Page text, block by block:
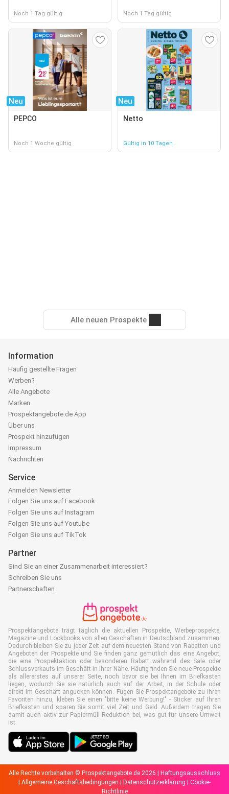
Noch 1 Tag gültig Noch 1 Tag gültig
Neu
PEPCO
Noch 1 Woche gültig
Neu
Netto
Gültig in 10 Tagen
Alle neuen Prospekte
Information
Häufig gestellte Fragen
Werben?
Alle Angebote
Marken
Prospektangebote.de App
Über uns
Prospekt hinzufügen
Impressum
Nachrichten
Service
Anmelden Newsletter
Folgen Sie uns auf Facebook
Folgen Sie uns auf Instagram
Folgen Sie uns auf Youtube
Folgen Sie uns auf TikTok
Partner
Sind Sie an einer Zusammenarbeit interessiert?
Schreiben Sie uns
Partnerschaften
Prospektangebote trägt täglich die aktuellen Prospekte, Werbeprospekte,
Magazine und Lookbooks von allen Geschäften in Deutschland zusammen.
Dadurch bleiben Sie zu jeder Zeit auf dem neuesten Stand von Rabatten und
Angeboten der Prospekte und Sie finden ganz gemütlich das eine Angebot,
die eine Prospektaktion oder besonderen Rabatt während des Sale oder
Schlussverkaufs im Geschäft in Ihrer Nähe. Häufig finden Sie neue Prospekte
als allererstes auf unserer Seite, noch bevor sie bei Ihnen im Briefkasten
liegen, wodurch Sie sie natürlich auch auf der Arbeit, in der Schule oder
direkt im Geschäft angucken können. Fügen Sie Prospektangebote zu Ihren
Favoriten hinzu, kleben Sie einen "bitte keine Werbung!" - Sticker auf Ihren
Briefkasten und sparen Sie somit viel Zeit und Geld. Außerdem tragen Sie
damit auch aktiv zur Papiermüll Reduktion bei, was gut für unsere Umwelt
ist.
Alle Rechte vorbehalten © Prospektangebote.de 2026 |
Haftungsausschluss
Allgemeine Geschäftsbedingungen Datenschutzerklärung
Cookie-
Richtlinie